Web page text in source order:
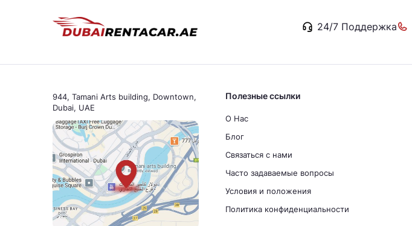
24/7 Поддержка
944, Tamani Arts building, Downtown,
Dubai, UAE
Полезные ссылки
О Нас
Блог
Связаться с нами
Часто задаваемые вопросы
Условия и положения
Политика конфиденциальности